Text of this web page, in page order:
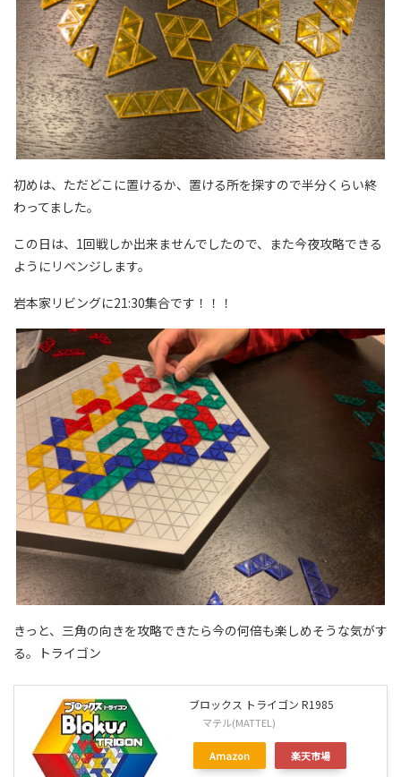
初めは、ただどこに置けるか、置ける所を探すので半分くらい終
わってました。
この日は、1回戦しか出来ませんでしたので、また今夜攻略できる
ようにリベンジします。
岩本家リビングに21:30集合です！！！
きっと、三角の向きを攻略できたら今の何倍も楽しめそうな気がす
る。トライゴン
ブロックス トライゴン R1985
マテル(MATTEL)
Amazon 楽天市場